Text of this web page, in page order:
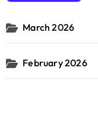
March 2026
February 2026